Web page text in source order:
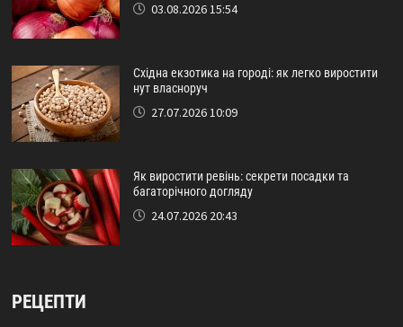
03.08.2026 15:54
Східна екзотика на городі: як легко виростити
нут власноруч
27.07.2026 10:09
Як виростити ревінь: секрети посадки та
багаторічного догляду
24.07.2026 20:43
РЕЦЕПТИ